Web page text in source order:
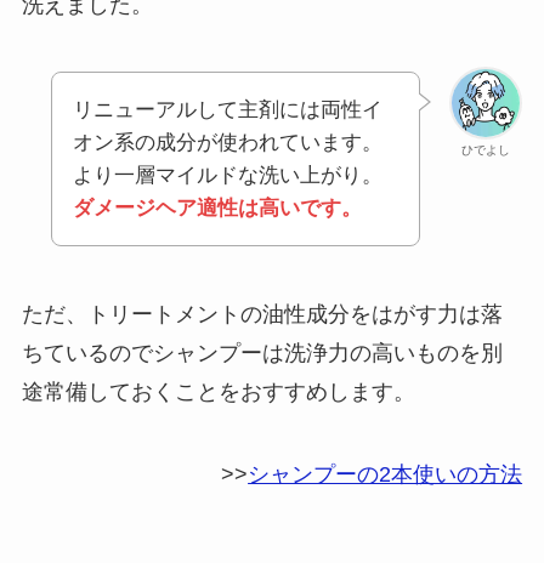
ひでよし
リニューアルして主剤には両性イ
オン系の成分が使われています。
より一層マイルドな洗い上がり。
ダメージヘア適性は高いです。
ただ、トリートメントの油性成分をはがす力は落
ちているのでシャンプーは洗浄力の高いものを別
途常備しておくことをおすすめします。
>>シャンプーの2本使いの方法